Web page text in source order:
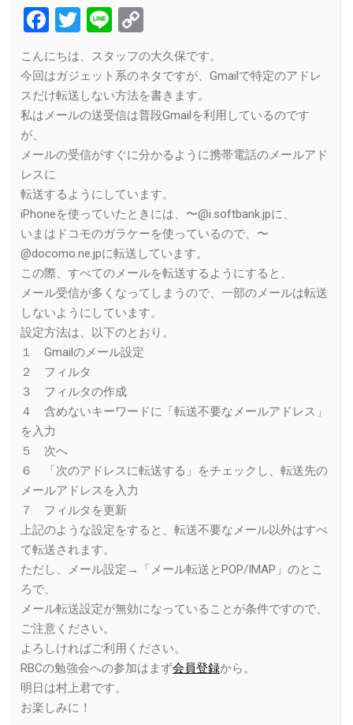
Facebook
Twitter
Line
Link
こんにちは、スタッフの大久保です。
今回はガジェット系のネタですが、Gmailで特定のアドレ
スだけ転送しない方法を書きます。
私はメールの送受信は普段Gmailを利用しているのです
が、
メールの受信がすぐに分かるように携帯電話のメールアド
レスに
転送するようにしています。
iPhoneを使っていたときには、〜@i.softbank.jpに、
いまはドコモのガラケーを使っているので、〜
@docomo.ne.jpに転送しています。
この際、すべてのメールを転送するようにすると、
メール受信が多くなってしまうので、一部のメールは転送
しないようにしています。
設定方法は、以下のとおり。
１ Gmailのメール設定
２ フィルタ
３ フィルタの作成
４ 含めないキーワードに「転送不要なメールアドレス」
を入力
５ 次へ
６ 「次のアドレスに転送する」をチェックし、転送先の
メールアドレスを入力
７ フィルタを更新
上記のような設定をすると、転送不要なメール以外はすべ
て転送されます。
ただし、メール設定→「メール転送とPOP/IMAP」のとこ
ろで、
メール転送設定が無効になっていることが条件ですので、
ご注意ください。
よろしければご利用ください。
RBCの勉強会への参加はまず会員登録から。
明日は村上君です。
お楽しみに！